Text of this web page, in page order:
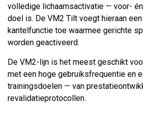
volledige lichaamsactivatie — voor-
doel is. De VM2 Tilt voegt hieraan
kantelfunctie toe waarmee gerichte
worden geactiveerd.
De VM2-lijn is het meest geschikt
met een hoge gebruiksfrequentie en
trainingsdoelen — van
revalidatieprotocollen.